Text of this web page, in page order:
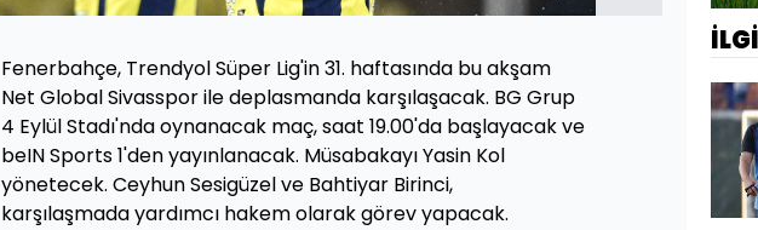
Fenerbahçe, Trendyol Süper Lig'in 31. haftasında bu akşam
Net Global Sivasspor ile deplasmanda karşılaşacak. BG Grup
4 Eylül Stadı'nda oynanacak maç, saat 19.00'da başlayacak ve
beIN Sports 1'den yayınlanacak. Müsabakayı Yasin Kol
yönetecek. Ceyhun Sesigüzel ve Bahtiyar Birinci,
karşılaşmada yardımcı hakem olarak görev yapacak.